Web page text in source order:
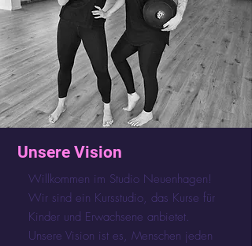
Unsere Vision
Willkommen im Studio Neuenhagen!
Wir sind ein Kursstudio, das Kurse für
Kinder und Erwachsene anbietet.
Unsere Vision ist es, Menschen jeden